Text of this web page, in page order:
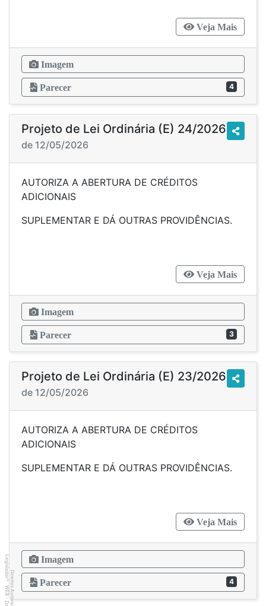
Veja Mais
Imagem
Parecer 4
Projeto de Lei Ordinária (E) 24/2026
de 12/05/2026
AUTORIZA A ABERTURA DE CRÉDITOS
ADICIONAIS
SUPLEMENTAR E DÁ OUTRAS PROVIDÊNCIAS.
Veja Mais
Imagem
Parecer 3
Projeto de Lei Ordinária (E) 23/2026
de 12/05/2026
AUTORIZA A ABERTURA DE CRÉDITOS
ADICIONAIS
SUPLEMENTAR E DÁ OUTRAS PROVIDÊNCIAS.
Veja Mais
Imagem
Parecer 4
Direitos Autorais
Legislador
®